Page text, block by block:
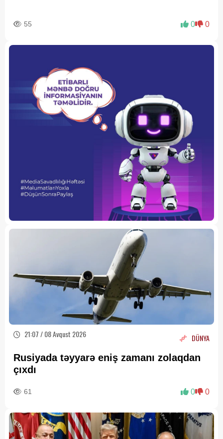
55 0 0
21:07 / 08 Avqust 2026 DÜNYA
Rusiyada təyyarə eniş zamanı zolaqdan
çıxdı
61 0 0